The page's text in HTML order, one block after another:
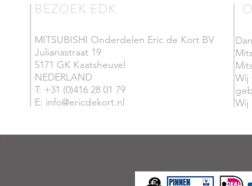
BEZOEK EDK
MITSUBISHI Onderdelen Eric de Kort BV
Julianastraat 19
5171 GK Kaatsheuvel
NEDERLAND
T: +31 (0)416 28 01 79
E: info@ericdekort.nl
Wij
Wij